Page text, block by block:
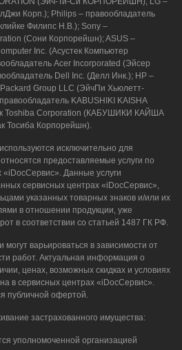
Корп.); Philips – правообладатель
Филипс Н.В.); Sony –
(Сони Корпорейшн); ASUS –
Inc. (Асустек Компьютер
Acer Incorporated (Эйсер
Dell Inc. (Делл Инк.); HP –
Group LLC (ЭйчПи Хьюлетт-
KABUSHIKI KAISHA
Toshiba Corporation (КАБУШИКИ КАЙША
Тосиба Корпорейшн).
исключительно для
предоставляемые услуги по
«iDocСервис». Данные услуги
сервисных центрах «iDocСервис»,
указанных товарных знаков и/или их
в отношении продукции, уже
в соответствии со статьей 1487 ГК РФ.
могут варьироваться в зависимости от
работ. Актуальная информация о
ценах, возможных скидках и условиях
в сервисных центрах «iDocСервис».
публичной офертой.
застрахованного имущества:
уполномоченной организацией